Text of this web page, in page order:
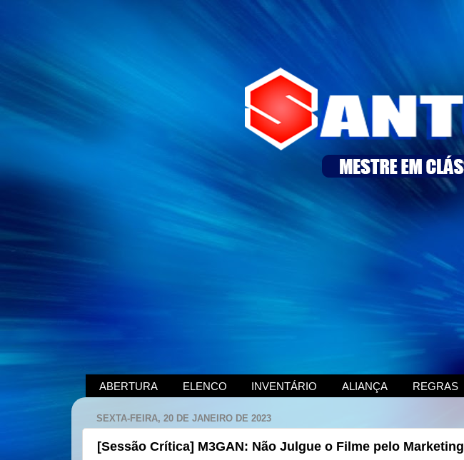
ABERTURA ELENCO INVENTÁRIO ALIANÇA REGRAS
SEXTA-FEIRA, 20 DE JANEIRO DE 2023
[Sessão Crítica] M3GAN: Não Julgue o Filme pelo Marketing